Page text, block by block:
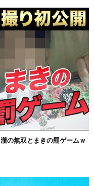
の無双とまきの罰ゲームｗ